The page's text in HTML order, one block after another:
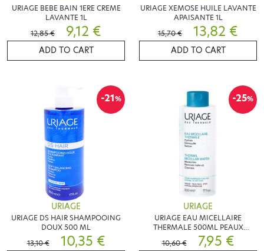
URIAGE BEBE BAIN 1ERE CREME
LAVANTE 1L
12,85 €
9,12 €
ADD TO CART
URIAGE XEMOSE HUILE LAVANTE
APAISANTE 1L
15,70 €
13,82 €
ADD TO CART
-21%
URIAGE
URIAGE DS HAIR SHAMPOOING
DOUX 500 ML
13,10 €
10,35 €
-25%
URIAGE
URIAGE EAU MICELLAIRE
THERMALE 500ML PEAUX
NORMALES A SECHES
10,60 € 7,95 €